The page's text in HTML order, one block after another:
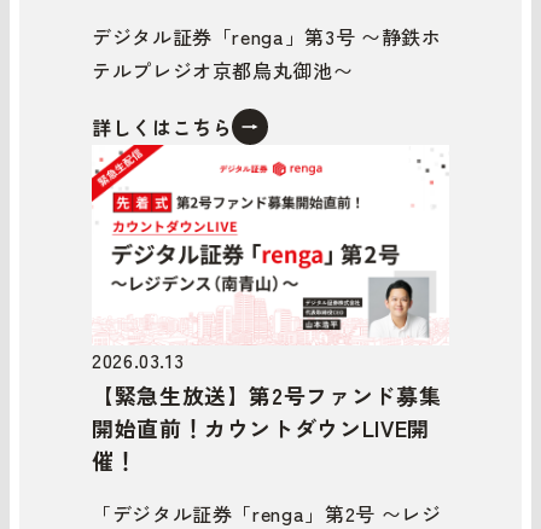
デジタル証券「renga」第3号 〜静鉄ホ
テルプレジオ京都烏丸御池〜
詳しくはこちら
2026.03.13
【緊急生放送】第2号ファンド募集
開始直前！カウントダウンLIVE開
催！
「デジタル証券「renga」第2号 〜レジ